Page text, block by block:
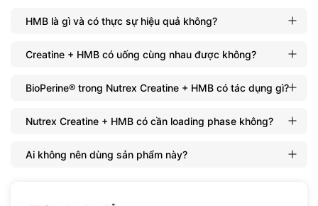
HMB là gì và có thực sự hiệu quả không?
Creatine + HMB có uống cùng nhau được không?
BioPerine® trong Nutrex Creatine + HMB có tác dụng gì?
Nutrex Creatine + HMB có cần loading phase không?
Ai không nên dùng sản phẩm này?